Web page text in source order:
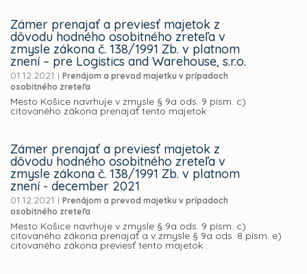
Zámer prenajať a previesť majetok z
dôvodu hodného osobitného zreteľa v
zmysle zákona č. 138/1991 Zb. v platnom
znení – pre Logistics and Warehouse, s.r.o.
01.12.2021 | Prenájom a prevod majetku v prípadoch
osobitného zreteľa
Mesto Košice navrhuje v zmysle § 9a ods. 9 písm. c)
citovaného zákona prenajať tento majetok :
Zámer prenajať a previesť majetok z
dôvodu hodného osobitného zreteľa v
zmysle zákona č. 138/1991 Zb. v platnom
znení - december 2021
01.12.2021 | Prenájom a prevod majetku v prípadoch
osobitného zreteľa
Mesto Košice navrhuje v zmysle § 9a ods. 9 písm. c)
citovaného zákona prenajať a v zmysle § 9a ods. 8 písm. e)
citovaného zákona previesť tento majetok :